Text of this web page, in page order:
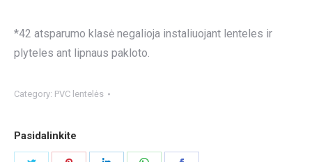
*42 atsparumo klasė negalioja instaliuojant lenteles ir
plyteles ant lipnaus pakloto.
Category: PVC lentelės
Pasidalinkite